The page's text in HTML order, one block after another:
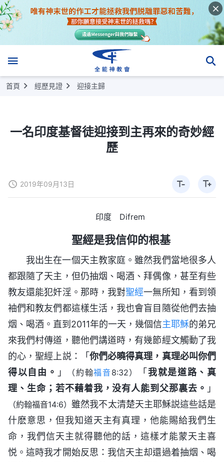
首頁 經歷見證 迎接主歸
一名印度基督徒迎接到主再來的奇妙經
歷
2019年09月13日
印度 Difrem
聖經是我信仰的根基
我出生在一個天主教家庭。雖然我們當地很多人
都跟隨了天主，但仍抽烟、喝酒、拜偶像，甚至有些
教友還能犯奸淫。那時，我對聖經一無所知，看到領
袖們和教友們都這樣生活，我也會盲目隨從他們去抽
烟、喝酒。直到2011年的一天，幾個信主耶穌的弟兄
來我們村傳道，聽他們講道時，有幾節經文觸動了我
的心，聖經上説：「你們必曉得真理，真理必叫你們
得以自由。 」 （約翰福音8:32） 「我就是道路、真
理、生命；若不藉着我，没有人能到父那裏去。 」
（約翰福音14:6） 雖然我不太清楚天主耶穌説這些話是
什麽意思，但我知道天主有真理，他能賜給我們生
命，我們信天主就得聽他的話，這樣才能蒙天主喜
悦。這時我才開始反思：我信天主却還過着抽烟、喝